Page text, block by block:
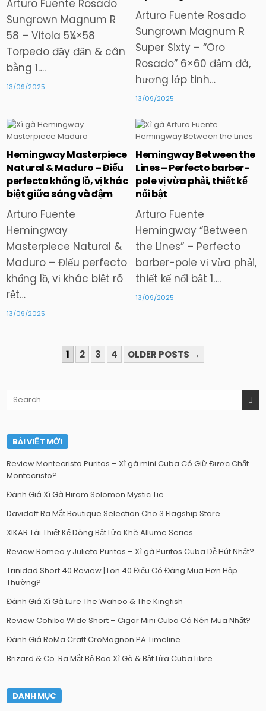
Arturo Fuente Rosado
Sungrown Magnum R
58 – Vitola 5¼×58
Torpedo đầy đặn & cân
bằng 1….
13/09/2025
Arturo Fuente Rosado
Sungrown Magnum R
Super Sixty – “Oro
Rosado” 6×60 đậm đà,
hương lớp tinh…
13/09/2025
Posted
in
Hemingway Masterpiece
Natural & Maduro – Điếu
perfecto khổng lồ, vị khác
biệt giữa sáng và đậm
Arturo Fuente
Hemingway
Masterpiece Natural &
Maduro – Điếu perfecto
khổng lồ, vị khác biệt rõ
rệt…
13/09/2025
Posted
in
Hemingway Between the
Lines – Perfecto barber-
pole vị vừa phải, thiết kế
nổi bật
Arturo Fuente
Hemingway “Between
the Lines” – Perfecto
barber-pole vị vừa phải,
thiết kế nổi bật 1….
13/09/2025
TRANG
BÀI
VIẾT
1 2 3 4 OLDER POSTS →
Search
BÀI VIẾT MỚI
Review Montecristo Puritos – Xì gà mini Cuba Có Giữ Được Chất
Montecristo?
Đánh Giá Xì Gà Hiram Solomon Mystic Tie
Davidoff Ra Mắt Boutique Selection Cho 3 Flagship Store
XIKAR Tái Thiết Kế Dòng Bật Lửa Khè Allume Series
Review Romeo y Julieta Puritos – Xì gà Puritos Cuba Dễ Hút Nhất?
Trinidad Short 40 Review | Lon 40 Điếu Có Đáng Mua Hơn Hộp
Thường?
Đánh Giá Xì Gà Lure The Wahoo & The Kingfish
Review Cohiba Wide Short – Cigar Mini Cuba Có Nên Mua Nhất?
Đánh Giá RoMa Craft CroMagnon PA Timeline
Brizard & Co. Ra Mắt Bộ Bao Xì Gà & Bật Lửa Cuba Libre
DANH MỤC